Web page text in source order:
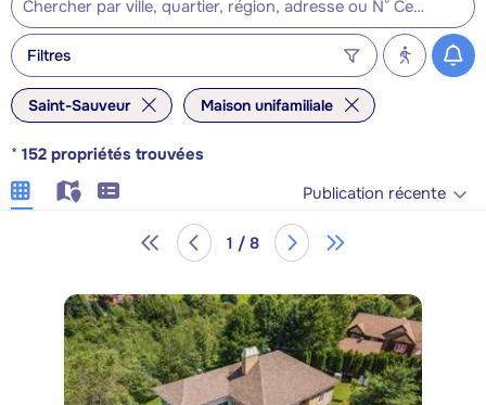
Filtres
Saint-Sauveur Maison unifamiliale
* 152 propriétés trouvées
Publication récente
1 / 8